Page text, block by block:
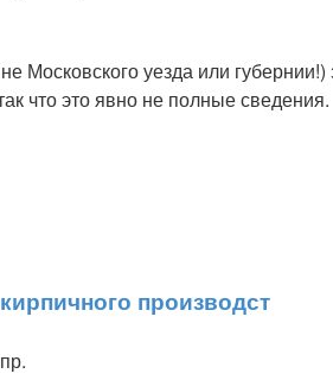
Московского уезда или
что это явно не полные сведения.
производст